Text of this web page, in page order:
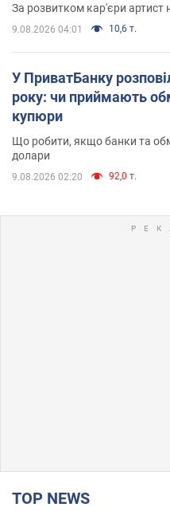
За розвитком кар'єри артист
9.08.2026 04:01 10,6 т.
У ПриватБанку
року: чи приймають
купюри
Що робити, якщо банки та
долари
9.08.2026 02:20 92,0 т.
TOP NEWS